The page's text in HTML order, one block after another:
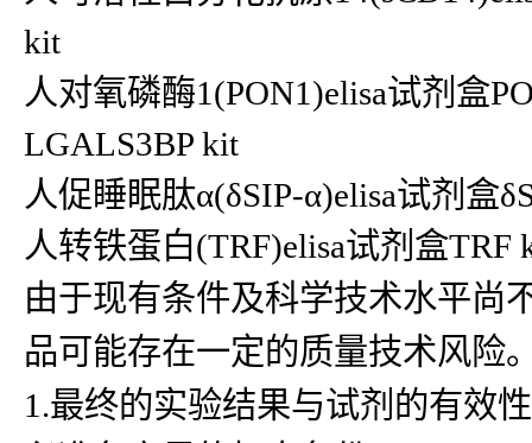
kit
人对氧磷酶1(PON1)elisa试剂盒
LGALS3BP kit
人促睡眠肽α(δSIP-α)elisa试剂盒
人转铁蛋白(TRF)elisa试剂盒
由于现有条件及科学技术水平尚
品可能存在一定的质量技术风险
1.最终的实验结果与试剂的有效